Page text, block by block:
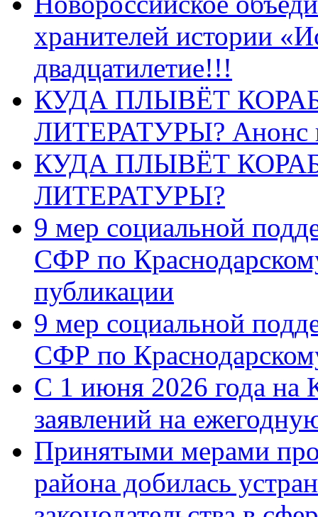
хранителей истории
двадцатилетие!!!
КУДА ПЛЫВЁТ
ЛИТЕРАТУРЫ? Анонс
КУДА ПЛЫВЁТ
ЛИТЕРАТУРЫ?
9 мер социальной
СФР по
публикации
9 мер социальной
СФР по
С 1 июня 2026 года на
заявлений на
Принятыми мерами
района добилась